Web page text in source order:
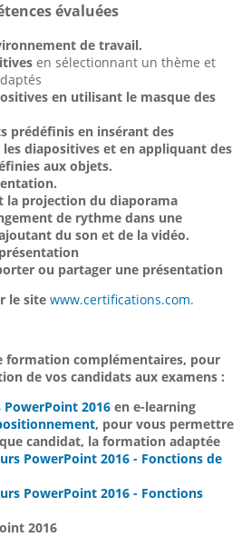
évaluées
de travail.
en sélectionnant un thème et
en utilisant le masque des
prédéfinis en insérant des
diapositives et en appliquant des
aux objets.
la projection du diaporama
de rythme dans une
du son et de la vidéo.
ou partager une présentation
le site www.certifications.com.
formation complémentaires, pour
de vos candidats aux examens :
2016 en e-learning
, pour vous permettre
candidat, la formation adaptée
PowerPoint 2016 - Fonctions de
PowerPoint 2016 - Fonctions
2016